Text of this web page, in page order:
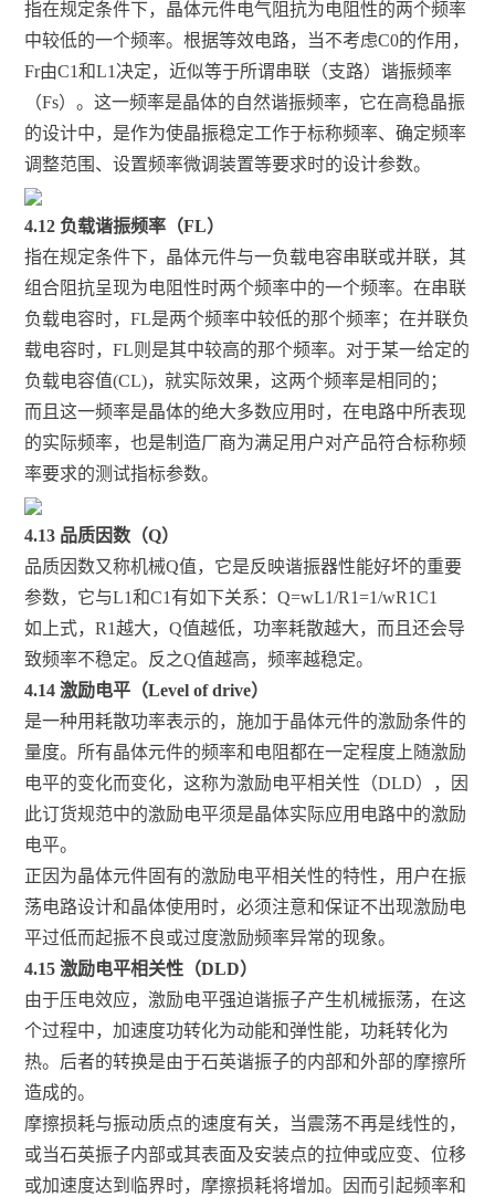
指在规定条件下，晶体元件电气阻抗为电阻性的两个频率
中较低的一个频率。根据等效电路，当不考虑C0的作用，
Fr由C1和L1决定，近似等于所谓串联（支路）谐振频率
（Fs）。这一频率是晶体的自然谐振频率，它在高稳晶振
的设计中，是作为使晶振稳定工作于标称频率、确定频率
调整范围、设置频率微调装置等要求时的设计参数。
4.12 负载谐振频率（FL）
指在规定条件下，晶体元件与一负载电容串联或并联，其
组合阻抗呈现为电阻性时两个频率中的一个频率。在串联
负载电容时，FL是两个频率中较低的那个频率；在并联负
载电容时，FL则是其中较高的那个频率。对于某一给定的
负载电容值(CL)，就实际效果，这两个频率是相同的；
而且这一频率是晶体的绝大多数应用时，在电路中所表现
的实际频率，也是制造厂商为满足用户对产品符合标称频
率要求的测试指标参数。
4.13 品质因数（Q）
品质因数又称机械Q值，它是反映谐振器性能好坏的重要
参数，它与L1和C1有如下关系：Q=wL1/R1=1/wR1C1
如上式，R1越大，Q值越低，功率耗散越大，而且还会导
致频率不稳定。反之Q值越高，频率越稳定。
4.14 激励电平（Level of drive）
是一种用耗散功率表示的，施加于晶体元件的激励条件的
量度。所有晶体元件的频率和电阻都在一定程度上随激励
电平的变化而变化，这称为激励电平相关性（DLD），因
此订货规范中的激励电平须是晶体实际应用电路中的激励
电平。
正因为晶体元件固有的激励电平相关性的特性，用户在振
荡电路设计和晶体使用时，必须注意和保证不出现激励电
平过低而起振不良或过度激励频率异常的现象。
4.15 激励电平相关性（DLD）
由于压电效应，激励电平强迫谐振子产生机械振荡，在这
个过程中，加速度功转化为动能和弹性能，功耗转化为
热。后者的转换是由于石英谐振子的内部和外部的摩擦所
造成的。
摩擦损耗与振动质点的速度有关，当震荡不再是线性的，
或当石英振子内部或其表面及安装点的拉伸或应变、位移
或加速度达到临界时，摩擦损耗将增加。因而引起频率和